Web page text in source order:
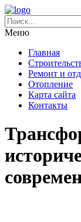
Меню
Главная
Ремонт и
Отопление
Карта сайта
Контакты